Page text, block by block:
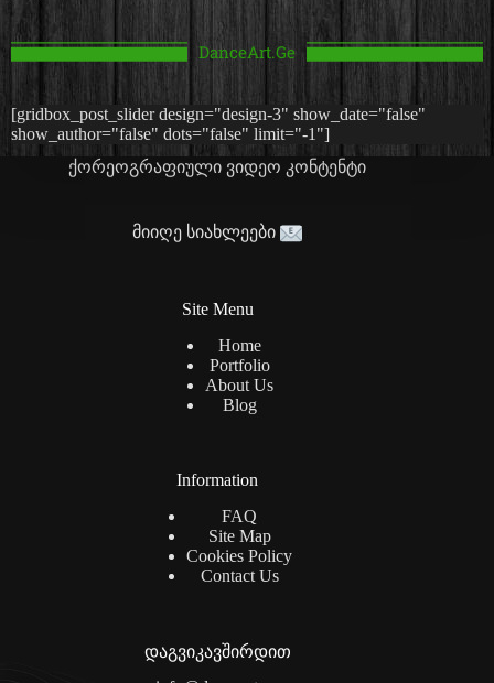
DanceArt.Ge
[gridbox_post_slider design="design-3" show_date="false"
show_author="false" dots="false" limit="-1"]
ქორეოგრაფიული ვიდეო კონტენტი
მიიღე სიახლეები
Site Menu
Home
Portfolio
About Us
Blog
Information
FAQ
Site Map
Cookies Policy
Contact Us
დაგვიკავშირდით